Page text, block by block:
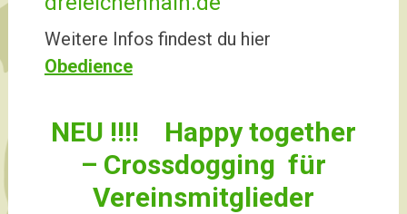
Weitere Infos findest du hier
Obedience
NEU !!!! Happy together
– Crossdogging für
Vereinsmitglieder